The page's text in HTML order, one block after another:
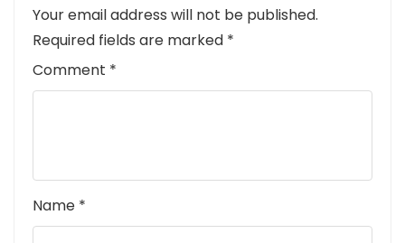
Your email address will not be published.
Required fields are marked *
Comment *
Name *